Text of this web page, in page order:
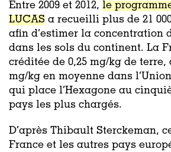
Entre 2009 et 2012, le
LUCAS a recueilli plus de 21
afin d’estimer la concentration
dans les sols du continent. La
créditée de 0,25 mg/kg de terre,
mg/kg en moyenne dans
qui place l’Hexagone au
pays les plus chargés.
D’après Thibault Sterckeman,
France et les autres pays